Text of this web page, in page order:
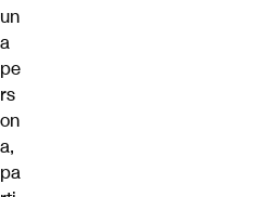
un
a
pe
rs
on
a,
pa